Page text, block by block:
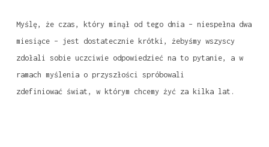
Myślę, że czas, który minął od tego dnia – niespełna dwa
miesiące – jest dostatecznie krótki, żebyśmy wszyscy
zdołali sobie uczciwie odpowiedzieć na to pytanie, a w
ramach myślenia o przyszłości spróbowali
zdefiniować świat, w którym chcemy żyć za kilka lat.